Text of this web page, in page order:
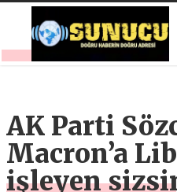
AK Parti
Macron’a
işleyen